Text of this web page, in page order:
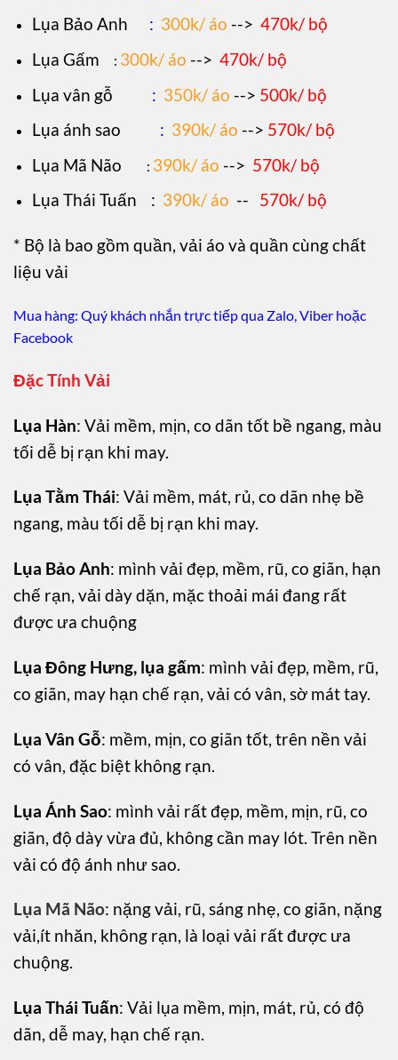
Lụa Bảo Anh
: 300k/ áo --> 470k/ bộ
Lụa Gấm
: 300k/ áo --> 470k/ bộ
Lụa vân gỗ : 350k/ áo --> 500k/ bộ
Lụa ánh sao : 390k/ áo --> 570k/ bộ
Lụa Mã Não
: 390k/ áo --> 570k/ bộ
Lụa Thái Tuấn
: 390k/ áo -- 570k/ bộ
* Bộ là bao gồm quần, vải áo và quần cùng chất
liệu vải
Mua hàng: Quý khách nhắn trực tiếp qua Zalo, Viber hoặc
Facebook
Đặc Tính Vải
Lụa Hàn: Vải mềm, mịn, co dãn tốt bề ngang, màu
tối dễ bị rạn khi may.
Lụa Tằm Thái: Vải mềm, mát, rủ, co dãn nhẹ bề
ngang, màu tối dễ bị rạn khi may.
Lụa Bảo Anh: mình vải đẹp, mềm, rũ, co giãn, hạn
chế rạn, vải dày dặn, mặc thoải mái đang rất
được ưa chuộng
Lụa Đông Hưng, lụa gấm: mình vải đẹp, mềm, rũ,
co giãn, may hạn chế rạn, vải có vân, sờ mát tay.
Lụa Vân Gỗ: mềm, mịn, co giãn tốt, trên nền vải
có vân, đặc biệt không rạn.
Lụa Ánh Sao: mình vải rất đẹp, mềm, mịn, rũ, co
giãn, độ dày vừa đủ, không cần may lót. Trên nền
vải có độ ánh như sao.
Lụa Mã Não: nặng vải, rũ, sáng nhẹ, co giãn, nặng
vải,ít nhăn, không rạn, là loại vải rất được ưa
chuộng.
Lụa Thái Tuấn: Vải lụa mềm, mịn, mát, rủ, có độ
dãn, dễ may, hạn chế rạn.